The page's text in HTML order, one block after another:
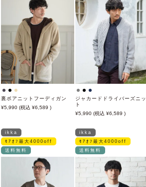
裏ボアニットフーディガン
5,990
6,589
ジャカードドライバーズニッ
ト
5,990
6,589
ikka
ﾓｱｵﾌ最大4000off
送料無料
ikka
ﾓｱｵﾌ最大4000off
送料無料